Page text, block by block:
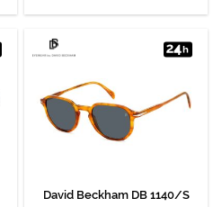
David Beckham DB 1140/S